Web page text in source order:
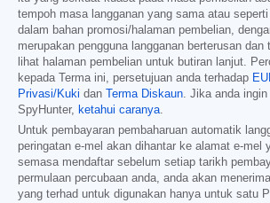
tempoh masa langganan yang sama atau
dalam bahan promosi/halaman pembelian,
merupakan pengguna langganan berterusan
lihat halaman pembelian untuk butiran lanjut.
kepada Terma ini, persetujuan anda terhadap
Privasi/Kuki dan Terma Diskaun. Jika anda
SpyHunter, ketahui caranya.
Untuk pembayaran pembaharuan automatik
peringatan e-mel akan dihantar ke alamat e-mel
semasa mendaftar sebelum setiap tarikh
permulaan percubaan anda, anda akan
yang terhad untuk digunakan hanya untuk satu